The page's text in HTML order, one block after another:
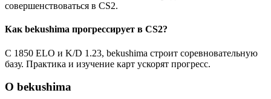
совершенствоваться в CS2.
Как bekushima прогрессирует в CS2?
С 1850 ELO и K/D 1.23, bekushima строит соревновательную
базу. Практика и изучение карт ускорят прогресс.
О bekushima